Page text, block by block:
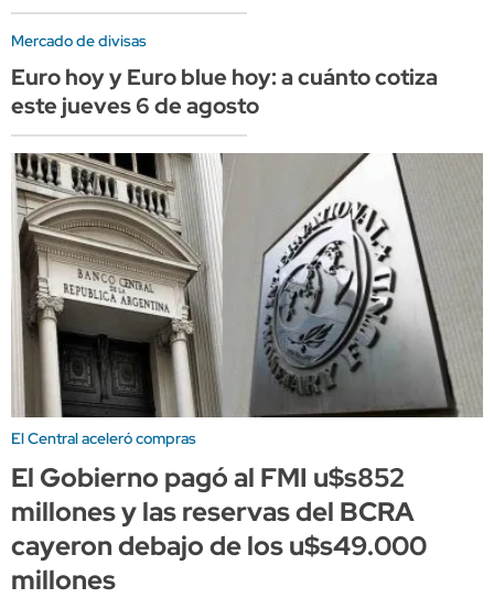
Mercado de divisas
Euro hoy y Euro blue hoy: a cuánto cotiza
este jueves 6 de agosto
El Central aceleró compras
El Gobierno pagó al FMI u$s852
millones y las reservas del BCRA
cayeron debajo de los u$s49.000
millones